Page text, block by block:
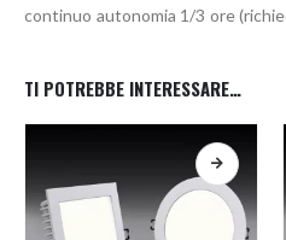
continuo autonomia 1/3 ore
TI POTREBBE INTERESSARE…